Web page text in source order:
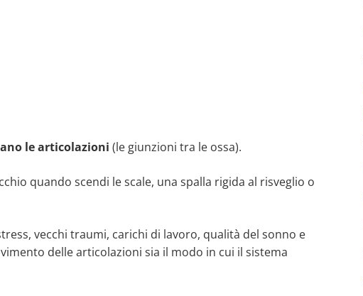
le articolazioni (le giunzioni tra le ossa).
quando scendi le scale, una spalla rigida al risveglio o
vecchi traumi, carichi di lavoro, qualità del sonno e
delle articolazioni sia il modo in cui il sistema